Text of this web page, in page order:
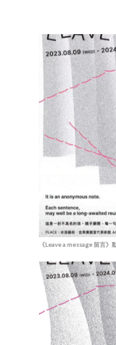
《Leave a message 留言